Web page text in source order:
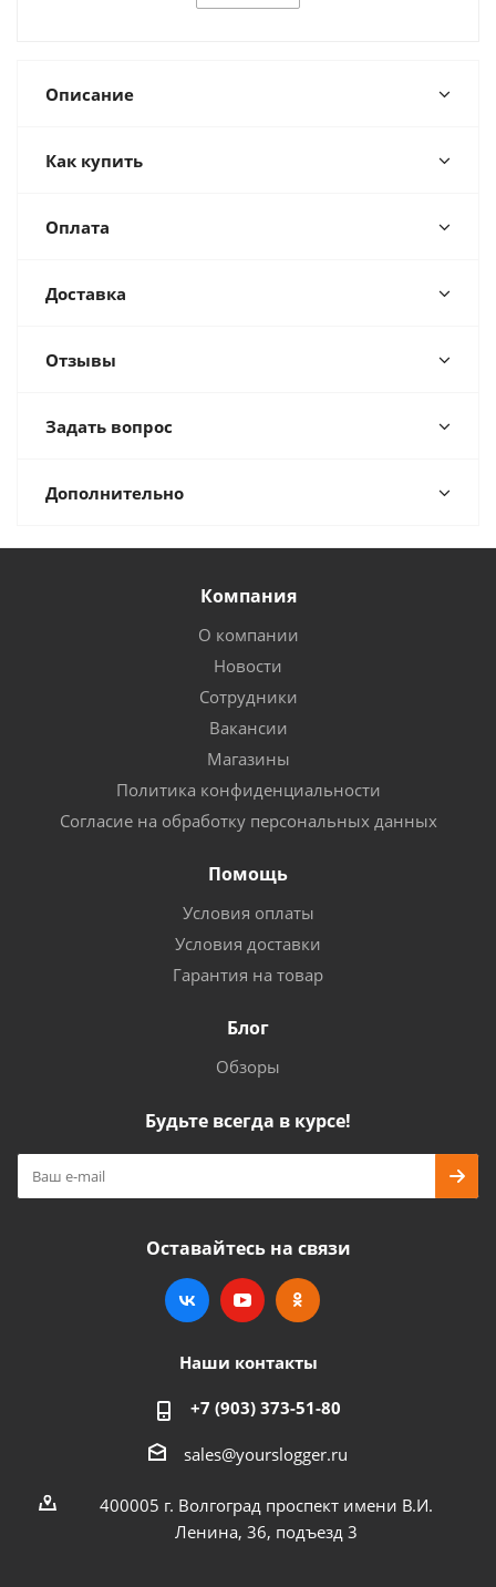
Описание
Как купить
Оплата
Доставка
Отзывы
Задать вопрос
Дополнительно
Компания
О компании
Новости
Сотрудники
Вакансии
Магазины
Политика конфиденциальности
Согласие на обработку персональных данных
Помощь
Условия оплаты
Условия доставки
Гарантия на товар
Блог
Обзоры
Будьте всегда в курсе!
Оставайтесь на связи
Наши контакты
+7 (903) 373-51-80
sales@yourslogger.ru
400005 г. Волгоград проспект имени В.И.
Ленина, 36, подъезд 3